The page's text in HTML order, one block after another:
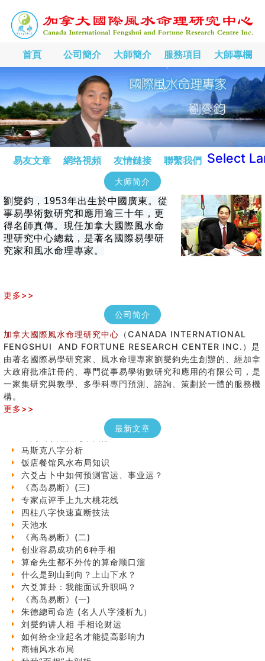
首頁 公司簡介 大師簡介 服務項目 大師專欄
易友文章 網络視頻 友情鏈接 聯繫我們 Select
大师简介
劉燮鈞，1953年出生於中國廣東。從
事易學術數研究和應用逾三十年，更
得名師真傳。現任加拿大國際風水命
理研究中心總裁，是著名國際易學研
究家和風水命理專家。
更多>>
公司简介
加拿大國際風水命理研究中心 （CANADA INTERNATIONAL
FENGSHUI AND FORTUNE RESEARCH CENTER INC.）是
由著名國際易學研究家、風水命理專家劉燮鈞先生創辦的、經加拿
大政府批准註冊的、專門從事易學術數研究和應用的有限公司，是
一家集研究與教學、多學科專門預測、諮詢、策劃於一體的服務機
構。
更多>>
最新文章
七夕节 我国唯一一个以女性为主角传统节日
八字铁口直断经验总结五十条
民間風水知識九十四條
马斯克八字分析
饭店餐馆风水布局知识
六爻占卜中如何预测官运、事业运？
《高岛易断》(三)
专家点评手上九大桃花线
四柱八字快速直断技法
天池水
《高岛易断》(二)
创业容易成功的6种手相
算命先生都不外传的算命顺口溜
什么是到山到向？上山下水？
六爻算卦：我能面试升职吗？
《高岛易断》(一)
朱德總司命造 (名⼈⼋字淺析九）
刘燮鈞讲人相 手相论财运
如何给企业起名才能提高影响力
商铺风水布局
种种“面相”大剖析